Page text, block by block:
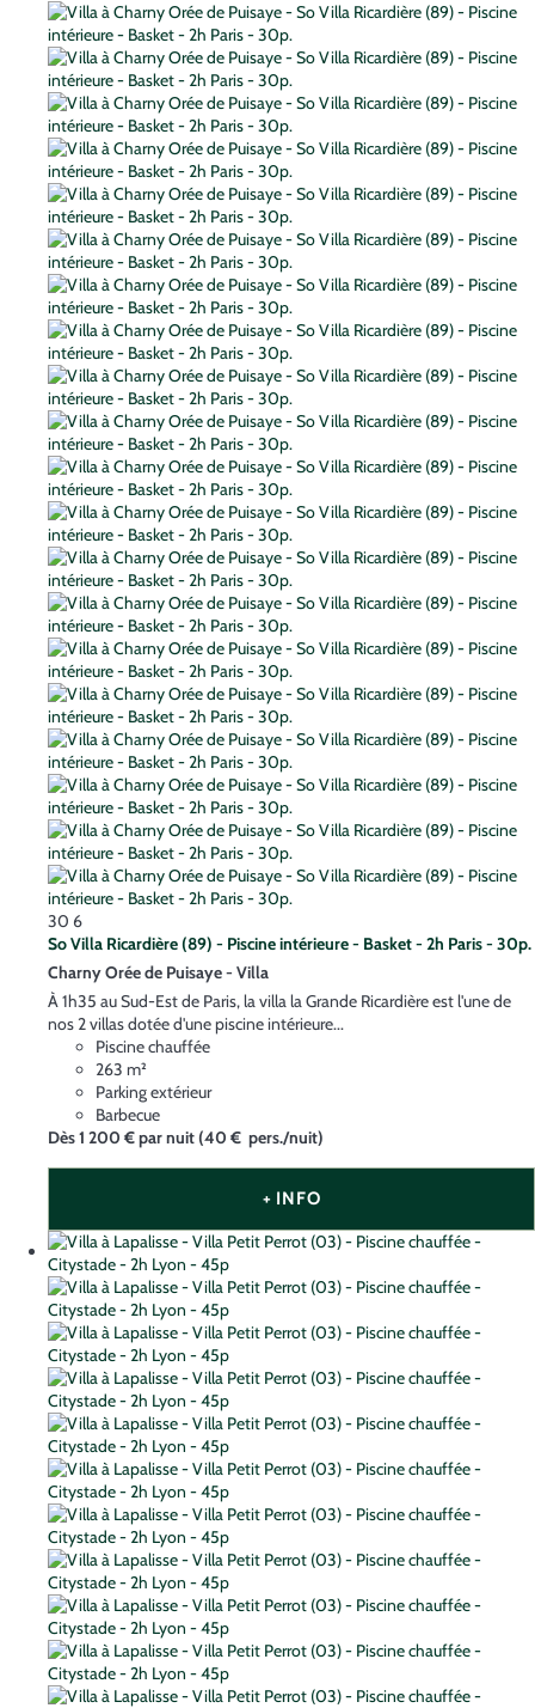
30 6
So Villa Ricardière (89) - Piscine intérieure - Basket - 2h Paris - 30p.
Charny Orée de Puisaye - Villa
À 1h35 au Sud-Est de Paris, la villa la Grande Ricardière est l'une de
nos 2 villas dotée d'une piscine intérieure...
Piscine chauffée
263 m²
Parking extérieur
Barbecue
Dès1 200 €par nuit(40 € pers./nuit)
+ INFO